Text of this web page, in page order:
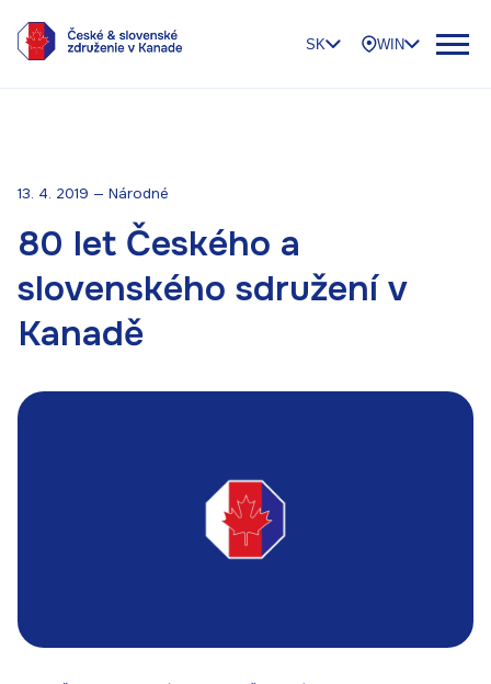
SK WIN
13. 4. 2019 — Národné
80 let Českého a
slovenského sdružení v
Kanadě